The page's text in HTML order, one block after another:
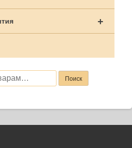
+
Поиск